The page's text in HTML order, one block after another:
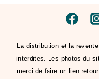
La distribution et la
interdites. Les photos du
merci de faire un lien